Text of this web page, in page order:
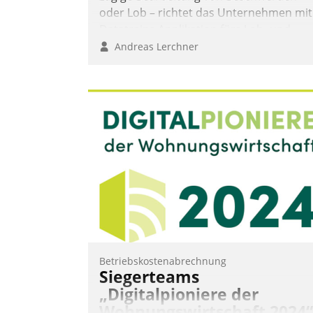
oder Lob – richtet das Unternehmen mit
Beschwerde-Management einen eigenen
Andreas Lerchner
Betriebskostenabrechnung
Siegerteams
„Digitalpioniere der